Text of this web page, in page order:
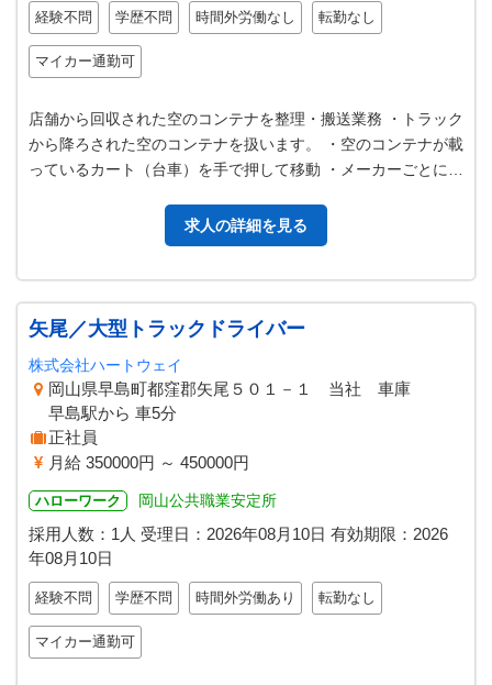
経験不問 学歴不問 時間外労働なし 転勤なし
マイカー通勤可
店舗から回収された空のコンテナを整理・搬送業務 ・トラック
から降ろされた空のコンテナを扱います。 ・空のコンテナが載
っているカート（台車）を手で押して移動 ・メーカーごとに指
求人の詳細を見る
矢尾／大型トラックドライバー
株式会社ハートウェイ
岡山県早島町都窪郡矢尾５０１－１ 当社 車庫
早島駅から 車5分
正社員
月給 350000円 ～ 450000円
ハローワーク 岡山公共職業安定所
採用人数：1人 受理日： 2026年08月10日 有効期限： 2026
年08月10日
経験不問 学歴不問 時間外労働あり 転勤なし
マイカー通勤可